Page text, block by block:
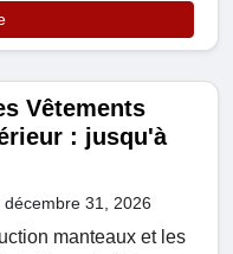
Vêtements
: jusqu'à
décembre 31, 2026
manteaux et les